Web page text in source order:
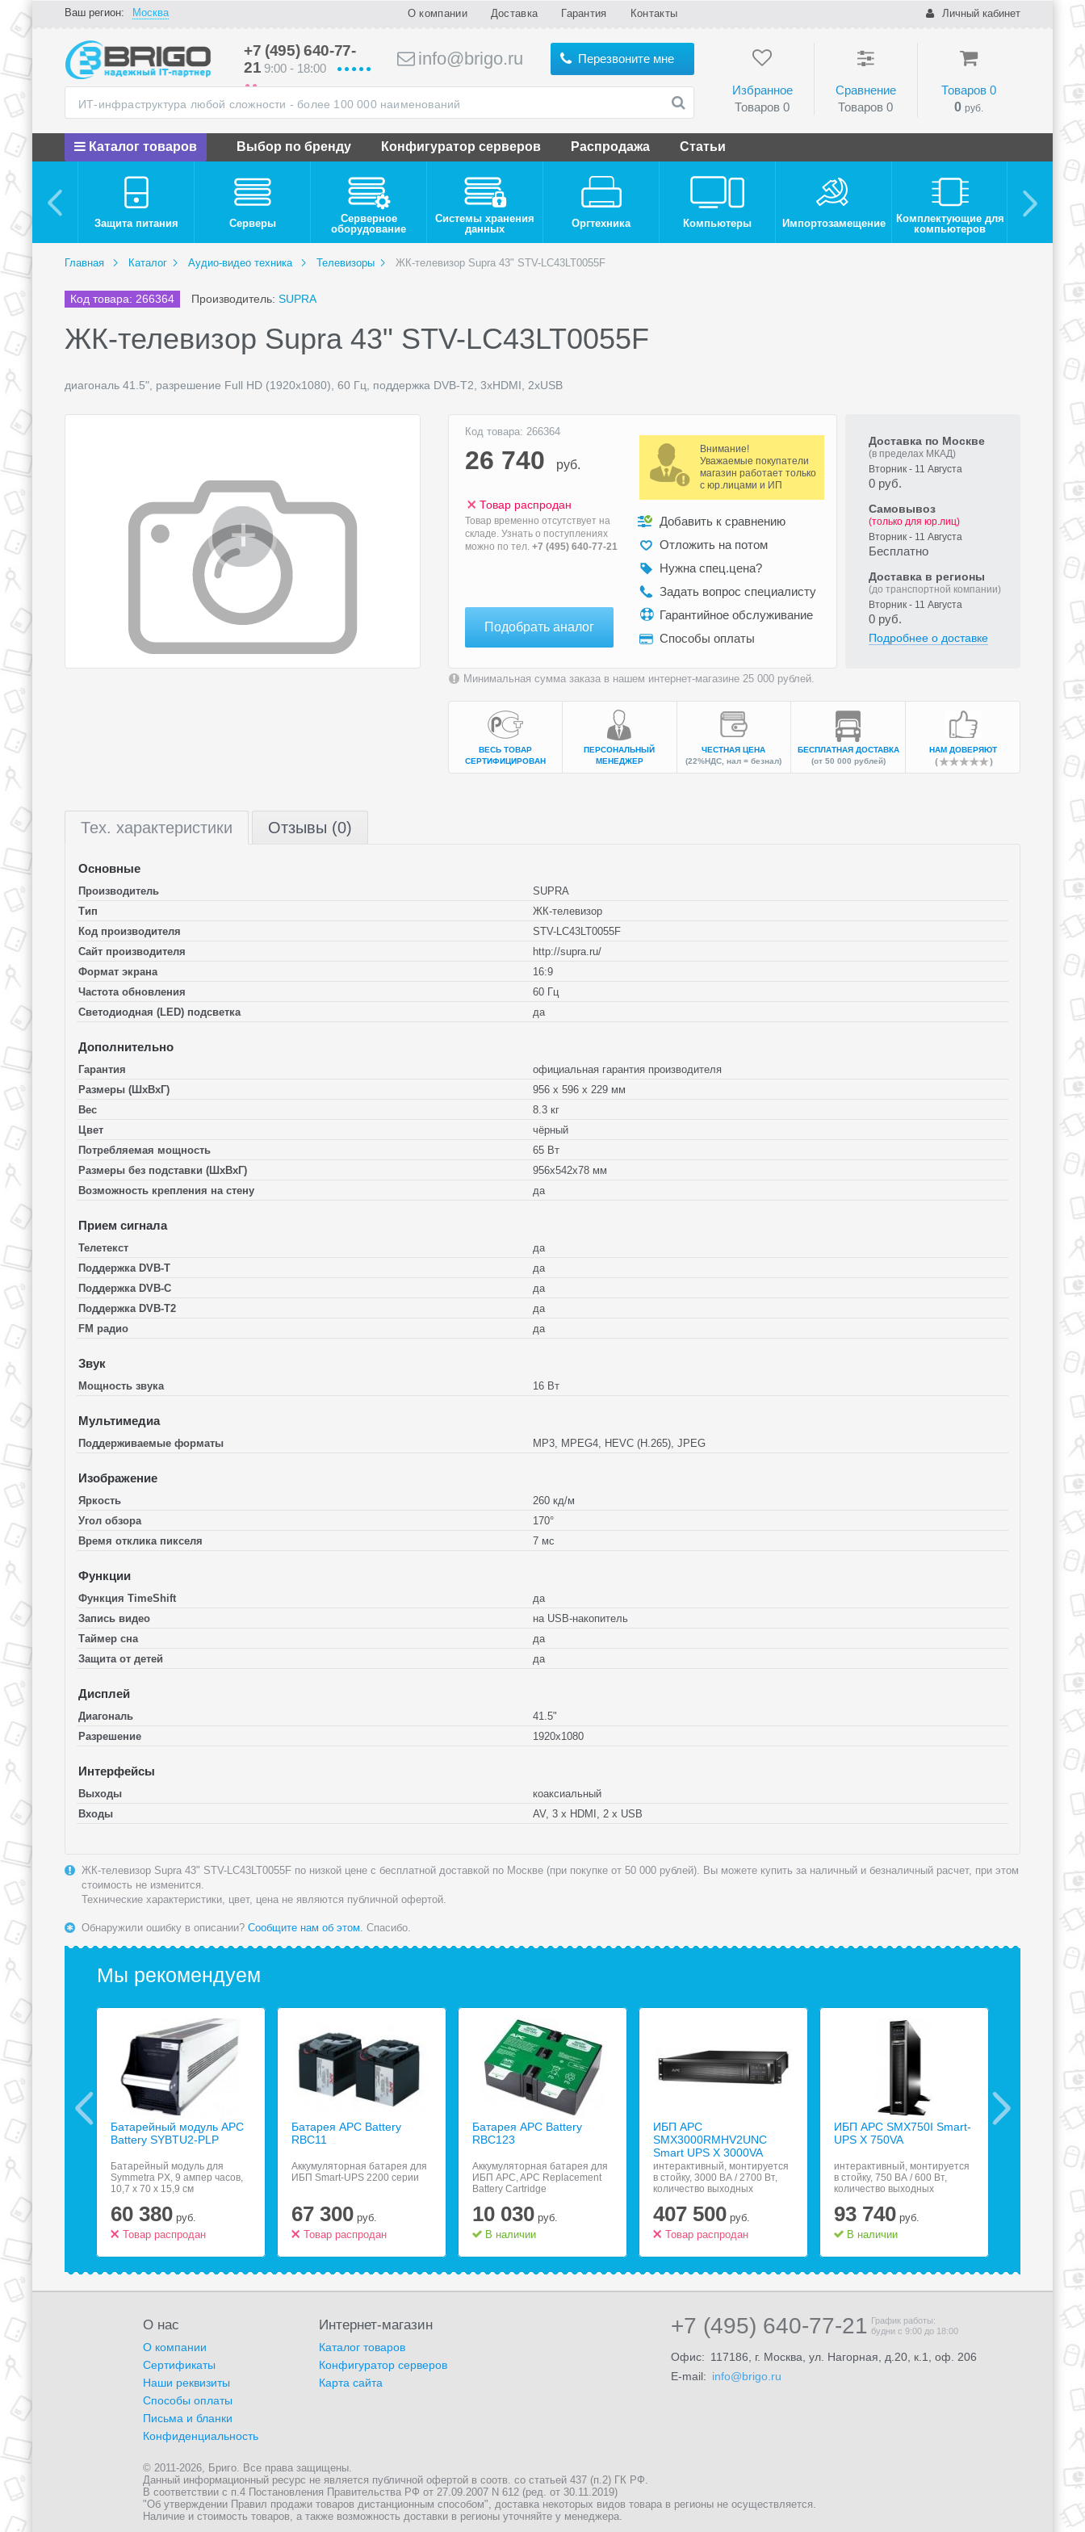
Ваш регион: Москва О компании Доставка Гарантия Контакты Личный кабинет
+7 (495) 640-77-
21 9:00 - 18:00 info@brigo.ru Перезвоните мне
Избранное
Товаров 0
Сравнение
Товаров 0
Товаров 0
0 руб.
Каталог товаров Выбор по бренду Конфигуратор серверов Распродажа Статьи
Защита питания Серверы
Серверное
оборудование
Системы хранения
данных
Оргтехника Компьютеры Импортозамещение
Комплектующие для
компьютеров
Главная Каталог Аудио-видео техника Телевизоры ЖК-телевизор Supra 43" STV-LC43LT0055F
Код товара: 266364 Производитель: SUPRA
ЖК-телевизор Supra 43" STV-LC43LT0055F
диагональ 41.5", разрешение Full HD (1920x1080), 60 Гц, поддержка DVB-T2, 3xHDMI, 2xUSB
Код товара: 266364
26 740 руб.
Товар распродан
Товар временно отсутствует на
складе. Узнать о поступлениях
можно по тел. +7 (495) 640-77-21
Подобрать аналог
Внимание!
Уважаемые покупатели
магазин работает только
с юр.лицами и ИП
Добавить к сравнению
Отложить на потом
Нужна спец.цена?
Задать вопрос специалисту
Гарантийное обслуживание
Способы оплаты
Доставка по Москве
(в пределах МКАД)
Вторник - 11 Августа
0 руб.
Самовывоз
(только для юр.лиц)
Вторник - 11 Августа
Бесплатно
Доставка в регионы
(до транспортной компании)
Вторник - 11 Августа
0 руб.
Подробнее о доставке
Минимальная сумма заказа в нашем интернет-магазине 25 000 рублей.
ВЕСЬ ТОВАР
СЕРТИФИЦИРОВАН
ПЕРСОНАЛЬНЫЙ
МЕНЕДЖЕР
ЧЕСТНАЯ ЦЕНА
(22%НДС, нал = безнал)
БЕСПЛАТНАЯ ДОСТАВКА
(от 50 000 рублей)
НАМ ДОВЕРЯЮТ
Тех. характеристики Отзывы (0)
Основные
Производитель
SUPRA
Тип
ЖК-телевизор
Код производителя
STV-LC43LT0055F
Сайт производителя
http://supra.ru/
Формат экрана
16:9
Частота обновления
60 Гц
Светодиодная (LED) подсветка
да
Дополнительно
Гарантия
официальная гарантия производителя
Размеры (ШхВхГ)
956 x 596 x 229 мм
Вес
8.3 кг
Цвет
чёрный
Потребляемая мощность
65 Вт
Размеры без подставки (ШxВxГ)
956x542x78 мм
Возможность крепления на стену
да
Прием сигнала
Телетекст
да
Поддержка DVB-T
да
Поддержка DVB-C
да
Поддержка DVB-T2
да
FM радио
да
Звук
Мощность звука 16 Вт
Мультимедиа
Поддерживаемые форматы MP3, MPEG4, HEVC (H.265), JPEG
Изображение
Яркость
260 кд/м
Угол обзора
170°
Время отклика пикселя
7 мс
Функции
Функция TimeShift
да
Запись видео
на USB-накопитель
Таймер сна
да
Защита от детей
да
Дисплей
Диагональ
41.5"
Разрешение
1920x1080
Интерфейсы
Выходы
коаксиальный
Входы
AV, 3 x HDMI, 2 x USB
ЖК-телевизор Supra 43" STV-LC43LT0055F по низкой цене с бесплатной доставкой по Москве (при покупке от 50 000 рублей). Вы можете купить за наличный и безналичный расчет, при этом
стоимость не изменится.
Технические характеристики, цвет, цена не являются публичной офертой.
Обнаружили ошибку в описании? Сообщите нам об этом. Спасибо.
Мы рекомендуем
Most
чёрный
6 розеток,
м
Батарейный модуль APC
Battery SYBTU2-PLP
Батарейный модуль для
Symmetra PX, 9 ампер часов,
10,7 x 70 x 15,9 см
60 380 руб.
Товар распродан
Батарея APC Battery
RBC11
Аккумуляторная батарея для
ИБП Smart-UPS 2200 серии
67 300 руб.
Товар распродан
Батарея APC Battery
RBC123
Аккумуляторная батарея для
ИБП APC, APC Replacement
Battery Cartridge
10 030 руб.
В наличии
ИБП APC
SMX3000RMHV2UNC
Smart UPS X 3000VA
интерактивный, монтируется
в стойку, 3000 ВА / 2700 Вт,
количество выходных
батареи), RS-232, Ethernet
10/100, защита телефонной
линии
407 500 руб.
Товар распродан
ИБП APC SMX750I Smart-
UPS X 750VA
интерактивный, монтируется
в стойку, 750 ВА / 600 Вт,
количество выходных
батареи), USB, RS-232,
защита телефонной линии
93 740 руб.
В наличии
ИБП Tripp
количество
8.5 мин, USB,
152
Товар
+7 (495) 640-77-21 График работы:
будни с 9:00 до 18:00
Офис: 117186, г. Москва, ул. Нагорная, д.20, к.1, оф. 206
E-mail: info@brigo.ru
О нас
О компании
Сертификаты
Наши реквизиты
Способы оплаты
Письма и бланки
Конфиденциальность
Интернет-магазин
Каталог товаров
Конфигуратор серверов
Карта сайта
© 2011-2026, Бриго. Все права защищены.
Данный информационный ресурс не является публичной офертой в соотв. со статьей 437 (п.2) ГК РФ.
В соответствии с п.4 Постановления Правительства РФ от 27.09.2007 N 612 (ред. от 30.11.2019)
"Об утверждении Правил продажи товаров дистанционным способом", доставка некоторых видов товара в регионы не осуществляется.
Наличие и стоимость товаров, а также возможность доставки в регионы уточняйте у менеджера.